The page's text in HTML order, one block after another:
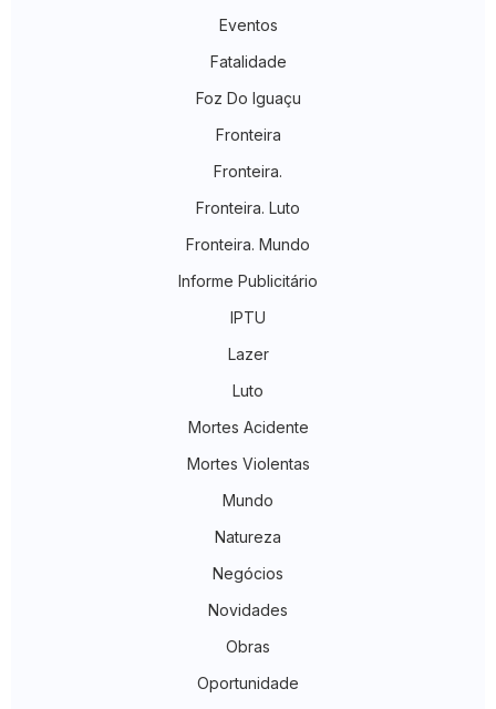
Eventos
Fatalidade
Foz Do Iguaçu
Fronteira
Fronteira.
Fronteira. Luto
Fronteira. Mundo
Informe Publicitário
IPTU
Lazer
Luto
Mortes Acidente
Mortes Violentas
Mundo
Natureza
Negócios
Novidades
Obras
Oportunidade